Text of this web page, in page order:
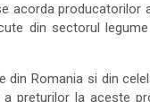
acorda producatorilor
din sectorul
Romania si din
preturilor la aceste